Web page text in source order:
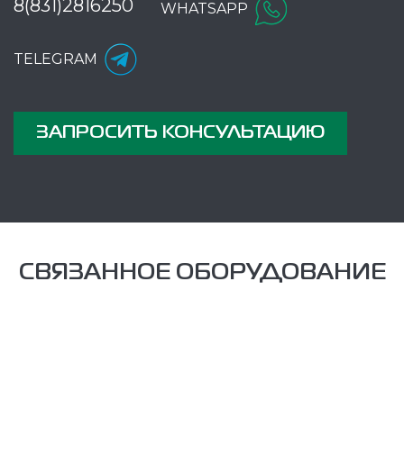
8(831)2816250 WHATSAPP
TELEGRAM
ЗАПРОСИТЬ КОНСУЛЬТАЦИЮ
СВЯЗАННОЕ ОБОРУДОВАНИЕ